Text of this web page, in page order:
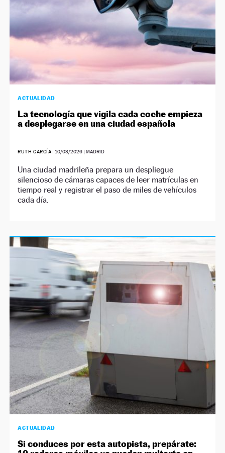
ACTUALIDAD
La tecnología que vigila cada coche empieza
a desplegarse en una ciudad española
RUTH GARCÍA | 10/03/2026 | MADRID
Una ciudad madrileña prepara un despliegue
silencioso de cámaras capaces de leer matrículas en
tiempo real y registrar el paso de miles de vehículos
cada día.
ACTUALIDAD
Si conduces por esta autopista, prepárate: